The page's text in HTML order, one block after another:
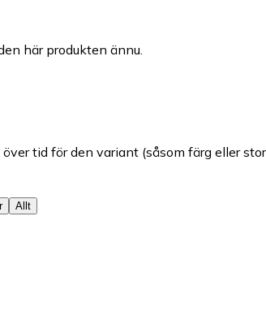
här produkten ännu.
tid för den variant (såsom färg eller
Allt